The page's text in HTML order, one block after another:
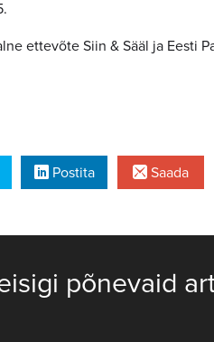
ettevõte Siin & Sääl ja Eesti
Postita Saada
põnevaid